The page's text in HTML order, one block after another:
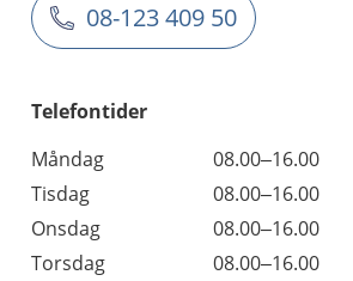
08-123 409 50
Telefontider
Måndag
08.00–16.00
Tisdag
08.00–16.00
Onsdag
08.00–16.00
Torsdag
08.00–16.00